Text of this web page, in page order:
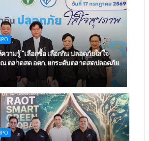
วามรู้ "เลือกซื้อ เลือกกิน ปลอดภัยใส่ใจ
ตลาดสด อตก. ยกระดับตลาดสดปลอดภัย